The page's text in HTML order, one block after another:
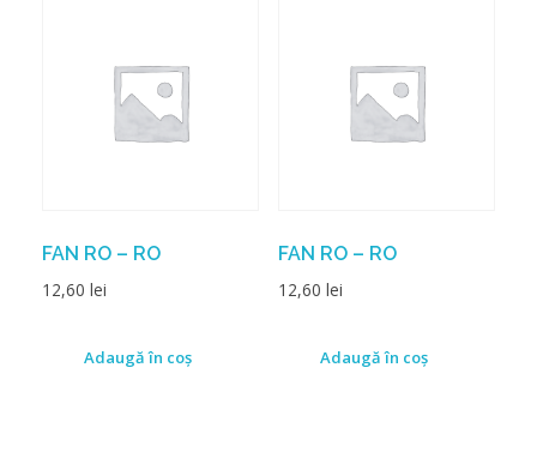
FAN RO – RO
12,60 lei
Adaugă în coș
FAN RO – RO
12,60 lei
Adaugă în coș